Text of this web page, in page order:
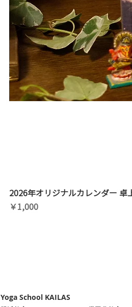
2026年オリジナルカレンダー 卓
価格
￥1,000
Yoga School KAILAS